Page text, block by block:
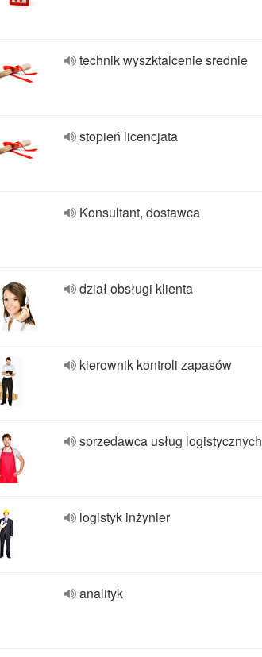
technik wyszktalcenie srednie
stopień licencjata
Konsultant, dostawca
dział obsługi klienta
kierownik kontroli zapasów
sprzedawca usług logistycznych
logistyk inżynier
analityk